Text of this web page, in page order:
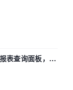
表查询面板，参